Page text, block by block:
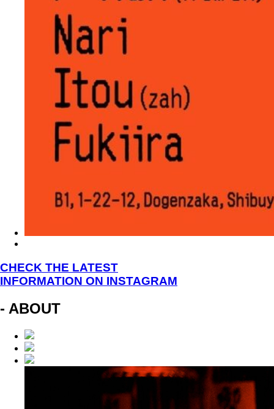
CHECK THE LATEST
INFORMATION ON INSTAGRAM
- ABOUT